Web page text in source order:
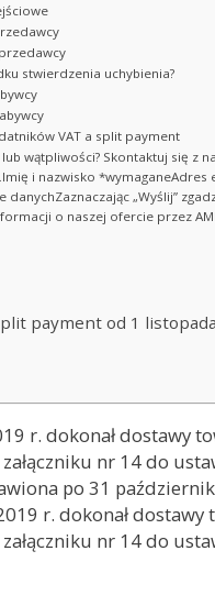
stwierdzenia uchybienia?
VAT a split payment
wątpliwości? Skontaktuj się z
i nazwisko
danychZaznaczając „Wyślij”
o naszej ofercie przez
payment od 1 listopada
r. dokonał dostawy
nr 14 do
po 31
r. dokonał
nr 14 do